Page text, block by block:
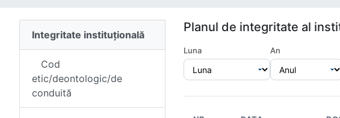
Integritate instituțională
Cod
etic/deontologic/de
conduită
Planul de integritate al
Luna An